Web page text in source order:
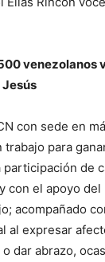
venezolanos
con sede en
trabajo para
de
con el apoyo
acompañado
al expresar
dar abrazo,